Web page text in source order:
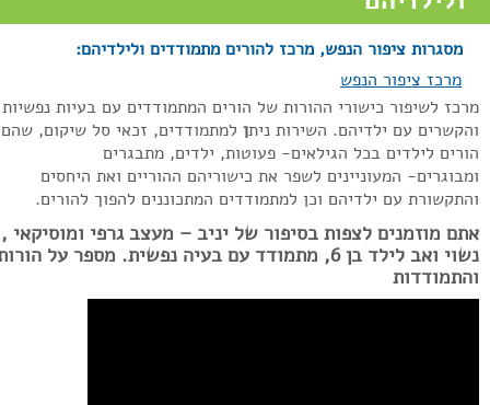
מסגרות ציפור הנפש, מרכז להורים מתמודדים ולילדיהם:
מרכז ציפור הנפש
מרכז לשיפור כישורי ההורות של הורים המתמודדים עם בעיות נפשיות
והקשרים עם ילדיהם. השירות ניתןלמתמודדים, זכאי סל שיקום, שהם
הורים לילדים בכל הגילאים- פעוטות, ילדים, מתבגרים
ומבוגרים- המעוניינים לשפר את כישוריהם ההוריים ואת היחסים
והתקשורת עם ילדיהם וכן למתמודדים המתכוננים להפוך להורים.
אתם מוזמנים לצפות בסיפור של יניב – מעצב גרפי ומוסיקאי ,
נשוי ואב לילד בן 6, מתמודד עם בעיה נפשית. מספר על הורות
והתמודדות